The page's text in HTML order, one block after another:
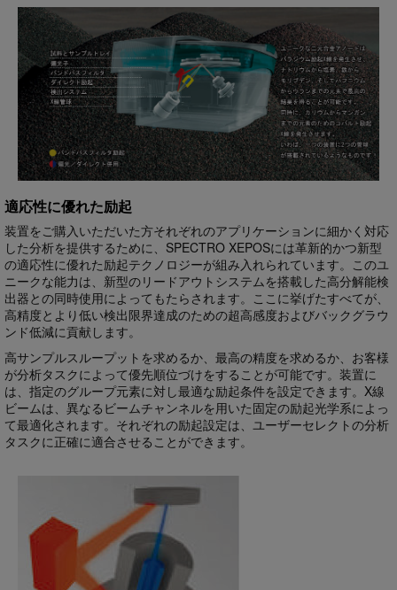
適応性に優れた励起
装置をご購入いただいた方それぞれのアプリケーションに細かく対応
した分析を提供するために、SPECTRO XEPOSには革新的かつ新型
の適応性に優れた励起テクノロジーが組み入れられています。このユ
ニークな能力は、新型のリードアウトシステムを搭載した高分解能検
出器との同時使用によってもたらされます。ここに挙げたすべてが、
高精度とより低い検出限界達成のための超高感度およびバックグラウ
ンド低減に貢献します。
高サンプルスループットを求めるか、最高の精度を求めるか、お客様
が分析タスクによって優先順位づけをすることが可能です。装置に
は、指定のグループ元素に対し最適な励起条件を設定できます。X線
ビームは、異なるビームチャンネルを用いた固定の励起光学系によっ
て最適化されます。それぞれの励起設定は、ユーザーセレクトの分析
タスクに正確に適合させることができます。